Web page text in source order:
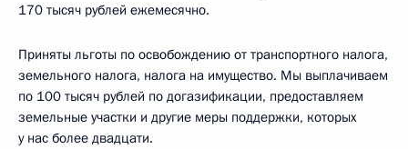
170 тысяч рублей ежемесячно.
Приняты льготы по освобождению от транспортного налога,
земельного налога, налога на имущество. Мы выплачиваем
по 100 тысяч рублей по догазификации, предоставляем
земельные участки и другие меры поддержки, которых
у нас более двадцати.